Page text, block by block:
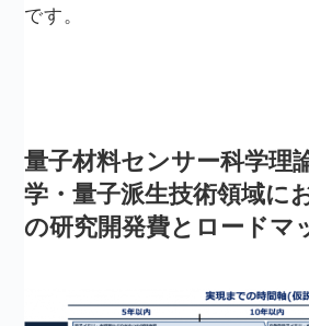
です。
量子材料センサー科学理
学・量子派生技術領域に
の研究開発費とロードマ